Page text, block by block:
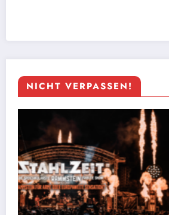
NICHT VERPASSEN!